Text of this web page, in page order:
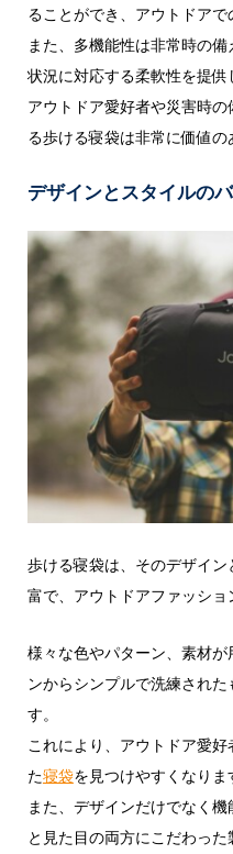
ることができ、アウトドアで
また、多機能性は非常時の
状況に対応する柔軟性を提供
アウトドア愛好者や災害時
る歩ける寝袋は非常に価値の
デザインとスタイルの
歩ける寝袋は、そのデザイ
富で、アウトドアファッショ
様々な色やパターン、素材
ンからシンプルで洗練され
す。
これにより、アウトドア愛
た寝袋を見つけやすくなりま
また、デザインだけでなく
と見た目の両方にこだわった